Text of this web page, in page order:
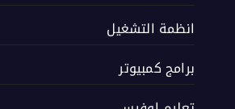
انظمة التشغيل
برامج كمبيوتر